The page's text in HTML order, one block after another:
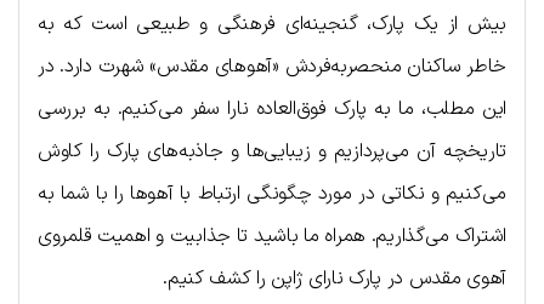
بیش از یک پارک، گنجینه‌ای فرهنگی و طبیعی است که به
خاطر ساکنان منحصربه‌فردش «آهوهای مقدس» شهرت دارد. در
این مطلب، ما به پارک فوق‌العاده نارا سفر می‌کنیم. به بررسی
تاریخچه‌ آن می‌پردازیم و زیبایی‌ها و جاذبه‌های پارک را کاوش
می‌کنیم و نکاتی در مورد چگونگی ارتباط با آهوها را با شما به
اشتراک می‌گذاریم. همراه ما باشید تا جذابیت و اهمیت قلمروی
آهوی مقدس در پارک نارای ژاپن را کشف کنیم.